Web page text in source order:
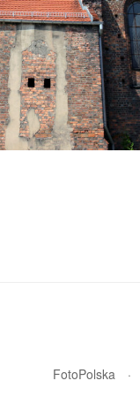
FotoPolska